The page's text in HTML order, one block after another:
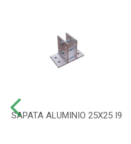
SAPATA ALUMINIO 25X25 I9